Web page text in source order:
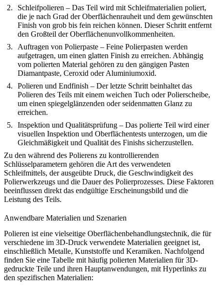
Schleifpolieren – Das Teil wird mit Schleifmaterialien poliert,
die je nach Grad der Oberflächenrauheit und dem gewünschten
Finish von grob bis fein reichen können. Dieser Schritt entfernt
den Großteil der Oberflächenunvollkommenheiten.
Auftragen von Polierpaste – Feine Polierpasten werden
aufgetragen, um einen glatten Finish zu erreichen. Abhängig
vom polierten Material gehören zu den gängigen Pasten
Diamantpaste, Ceroxid oder Aluminiumoxid.
Polieren und Endfinish – Der letzte Schritt beinhaltet das
Polieren des Teils mit einem weichen Tuch oder Polierscheibe,
um einen spiegelglänzenden oder seidenmatten Glanz zu
erreichen.
Inspektion und Qualitätsprüfung – Das polierte Teil wird einer
visuellen Inspektion und Oberflächentests unterzogen, um die
Gleichmäßigkeit und Qualität des Finishs sicherzustellen.
Zu den während des Polierens zu kontrollierenden
Schlüsselparametern gehören die Art des verwendeten
Schleifmittels, der ausgeübte Druck, die Geschwindigkeit des
Polierwerkzeugs und die Dauer des Polierprozesses. Diese Faktoren
beeinflussen direkt das endgültige Erscheinungsbild und die
Leistung des Teils.
Anwendbare Materialien und Szenarien
Polieren ist eine vielseitige Oberflächenbehandlungstechnik, die für
verschiedene im 3D-Druck verwendete Materialien geeignet ist,
einschließlich Metalle, Kunststoffe und Keramiken. Nachfolgend
finden Sie eine Tabelle mit häufig polierten Materialien für 3D-
gedruckte Teile und ihren Hauptanwendungen, mit Hyperlinks zu
den spezifischen Materialien: